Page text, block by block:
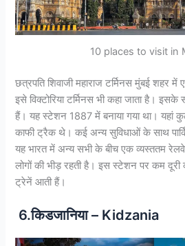
10 places to visit in
छत्रपति शिवाजी महाराज टर्मिनस मुंबई शहर
इसे विक्टोरिया टर्मिनस भी कहा जाता है। इसके
हैं। यह स्टेशन 1887 में बनाया गया था। यहां
काफी ट्रैक थे। कई अन्य सुविधाओं के साथ
यह भारत में अन्य सभी के बीच एक व्यस्ततम
लोगों की भीड़ रहती है। इस स्टेशन पर कम
ट्रेनें आती हैं।
6.किडजानिया – Kidzania